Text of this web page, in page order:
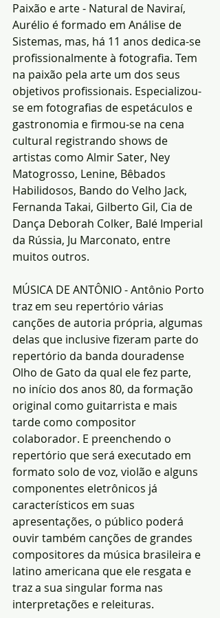
Paixão e arte - Natural de Naviraí,
Aurélio é formado em Análise de
Sistemas, mas, há 11 anos dedica-se
profissionalmente à fotografia. Tem
na paixão pela arte um dos seus
objetivos profissionais. Especializou-
se em fotografias de espetáculos e
gastronomia e firmou-se na cena
cultural registrando shows de
artistas como Almir Sater, Ney
Matogrosso, Lenine, Bêbados
Habilidosos, Bando do Velho Jack,
Fernanda Takai, Gilberto Gil, Cia de
Dança Deborah Colker, Balé Imperial
da Rússia, Ju Marconato, entre
muitos outros.
MÚSICA DE ANTÔNIO - Antônio Porto
traz em seu repertório várias
canções de autoria própria, algumas
delas que inclusive fizeram parte do
repertório da banda douradense
Olho de Gato da qual ele fez parte,
no início dos anos 80, da formação
original como guitarrista e mais
tarde como compositor
colaborador. E preenchendo o
repertório que será executado em
formato solo de voz, violão e alguns
componentes eletrônicos já
característicos em suas
apresentações, o público poderá
ouvir também canções de grandes
compositores da música brasileira e
latino americana que ele resgata e
traz a sua singular forma nas
interpretações e releituras.